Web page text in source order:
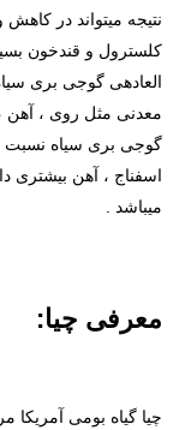
نتیجه میتواند در
کلسترول و قندخون
گوجی بری سیاه نسبت
اسفناج ، آهن بیشتری
میباشد .
معرفی چیا:
چیا گیاه بومی آمریکا